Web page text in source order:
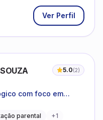
Ver Perfil
5.0(2)
com foco em
emocional e
parental +1